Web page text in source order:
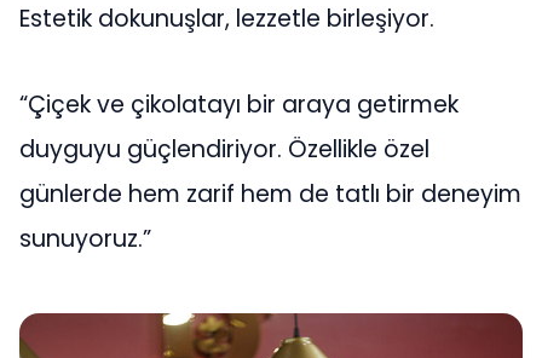
Estetik dokunuşlar, lezzetle birleşiyor.
“Çiçek ve çikolatayı bir araya getirmek
duyguyu güçlendiriyor. Özellikle özel
günlerde hem zarif hem de tatlı bir deneyim
sunuyoruz.”